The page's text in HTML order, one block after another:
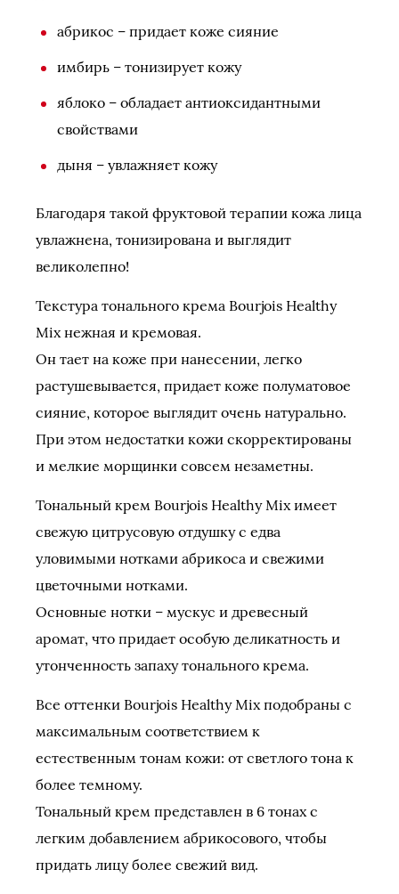
абрикос – придает коже сияние
имбирь – тонизирует кожу
яблоко – обладает антиоксидантными
свойствами
дыня – увлажняет кожу
Благодаря такой фруктовой терапии кожа лица
увлажнена, тонизирована и выглядит
великолепно!
Текстура тонального крема Bourjois Healthy
Mix нежная и кремовая.
Он тает на коже при нанесении, легко
растушевывается, придает коже полуматовое
сияние, которое выглядит очень натурально.
При этом недостатки кожи скорректированы
и мелкие морщинки совсем незаметны.
Тональный крем Bourjois Healthy Mix имеет
свежую цитрусовую отдушку с едва
уловимыми нотками абрикоса и свежими
цветочными нотками.
Основные нотки – мускус и древесный
аромат, что придает особую деликатность и
утонченность запаху тонального крема.
Все оттенки Bourjois Healthy Mix подобраны с
максимальным соответствием к
естественным тонам кожи: от светлого тона к
более темному.
Тональный крем представлен в 6 тонах с
легким добавлением абрикосового, чтобы
придать лицу более свежий вид.